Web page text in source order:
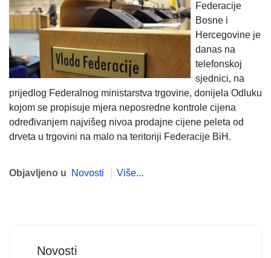
Federacije
Bosne i
Hercegovine je
danas na
telefonskoj
sjednici, na
prijedlog Federalnog ministarstva trgovine, donijela Odluku
kojom se propisuje mjera neposredne kontrole cijena
određivanjem najvišeg nivoa prodajne cijene peleta od
drveta u trgovini na malo na teritoriji Federacije BiH.
Objavljeno u Novosti Više...
Novosti